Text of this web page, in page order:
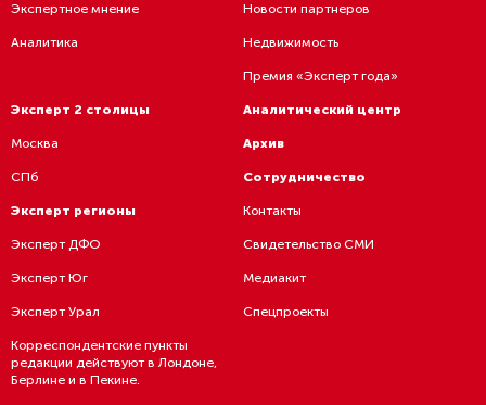
Экспертное мнение
Аналитика
Новости партнеров
Недвижимость
Премия «Эксперт года»
Эксперт 2 столицы
Москва
СПб
Эксперт регионы
Эксперт ДФО
Эксперт Юг
Эксперт Урал
Корреспондентские пункты
редакции действуют в Лондоне,
Берлине и в Пекине.
Аналитический центр
Архив
Сотрудничество
Контакты
Свидетельство СМИ
Медиакит
Спецпроекты